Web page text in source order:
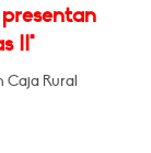
II"
Caja Rural